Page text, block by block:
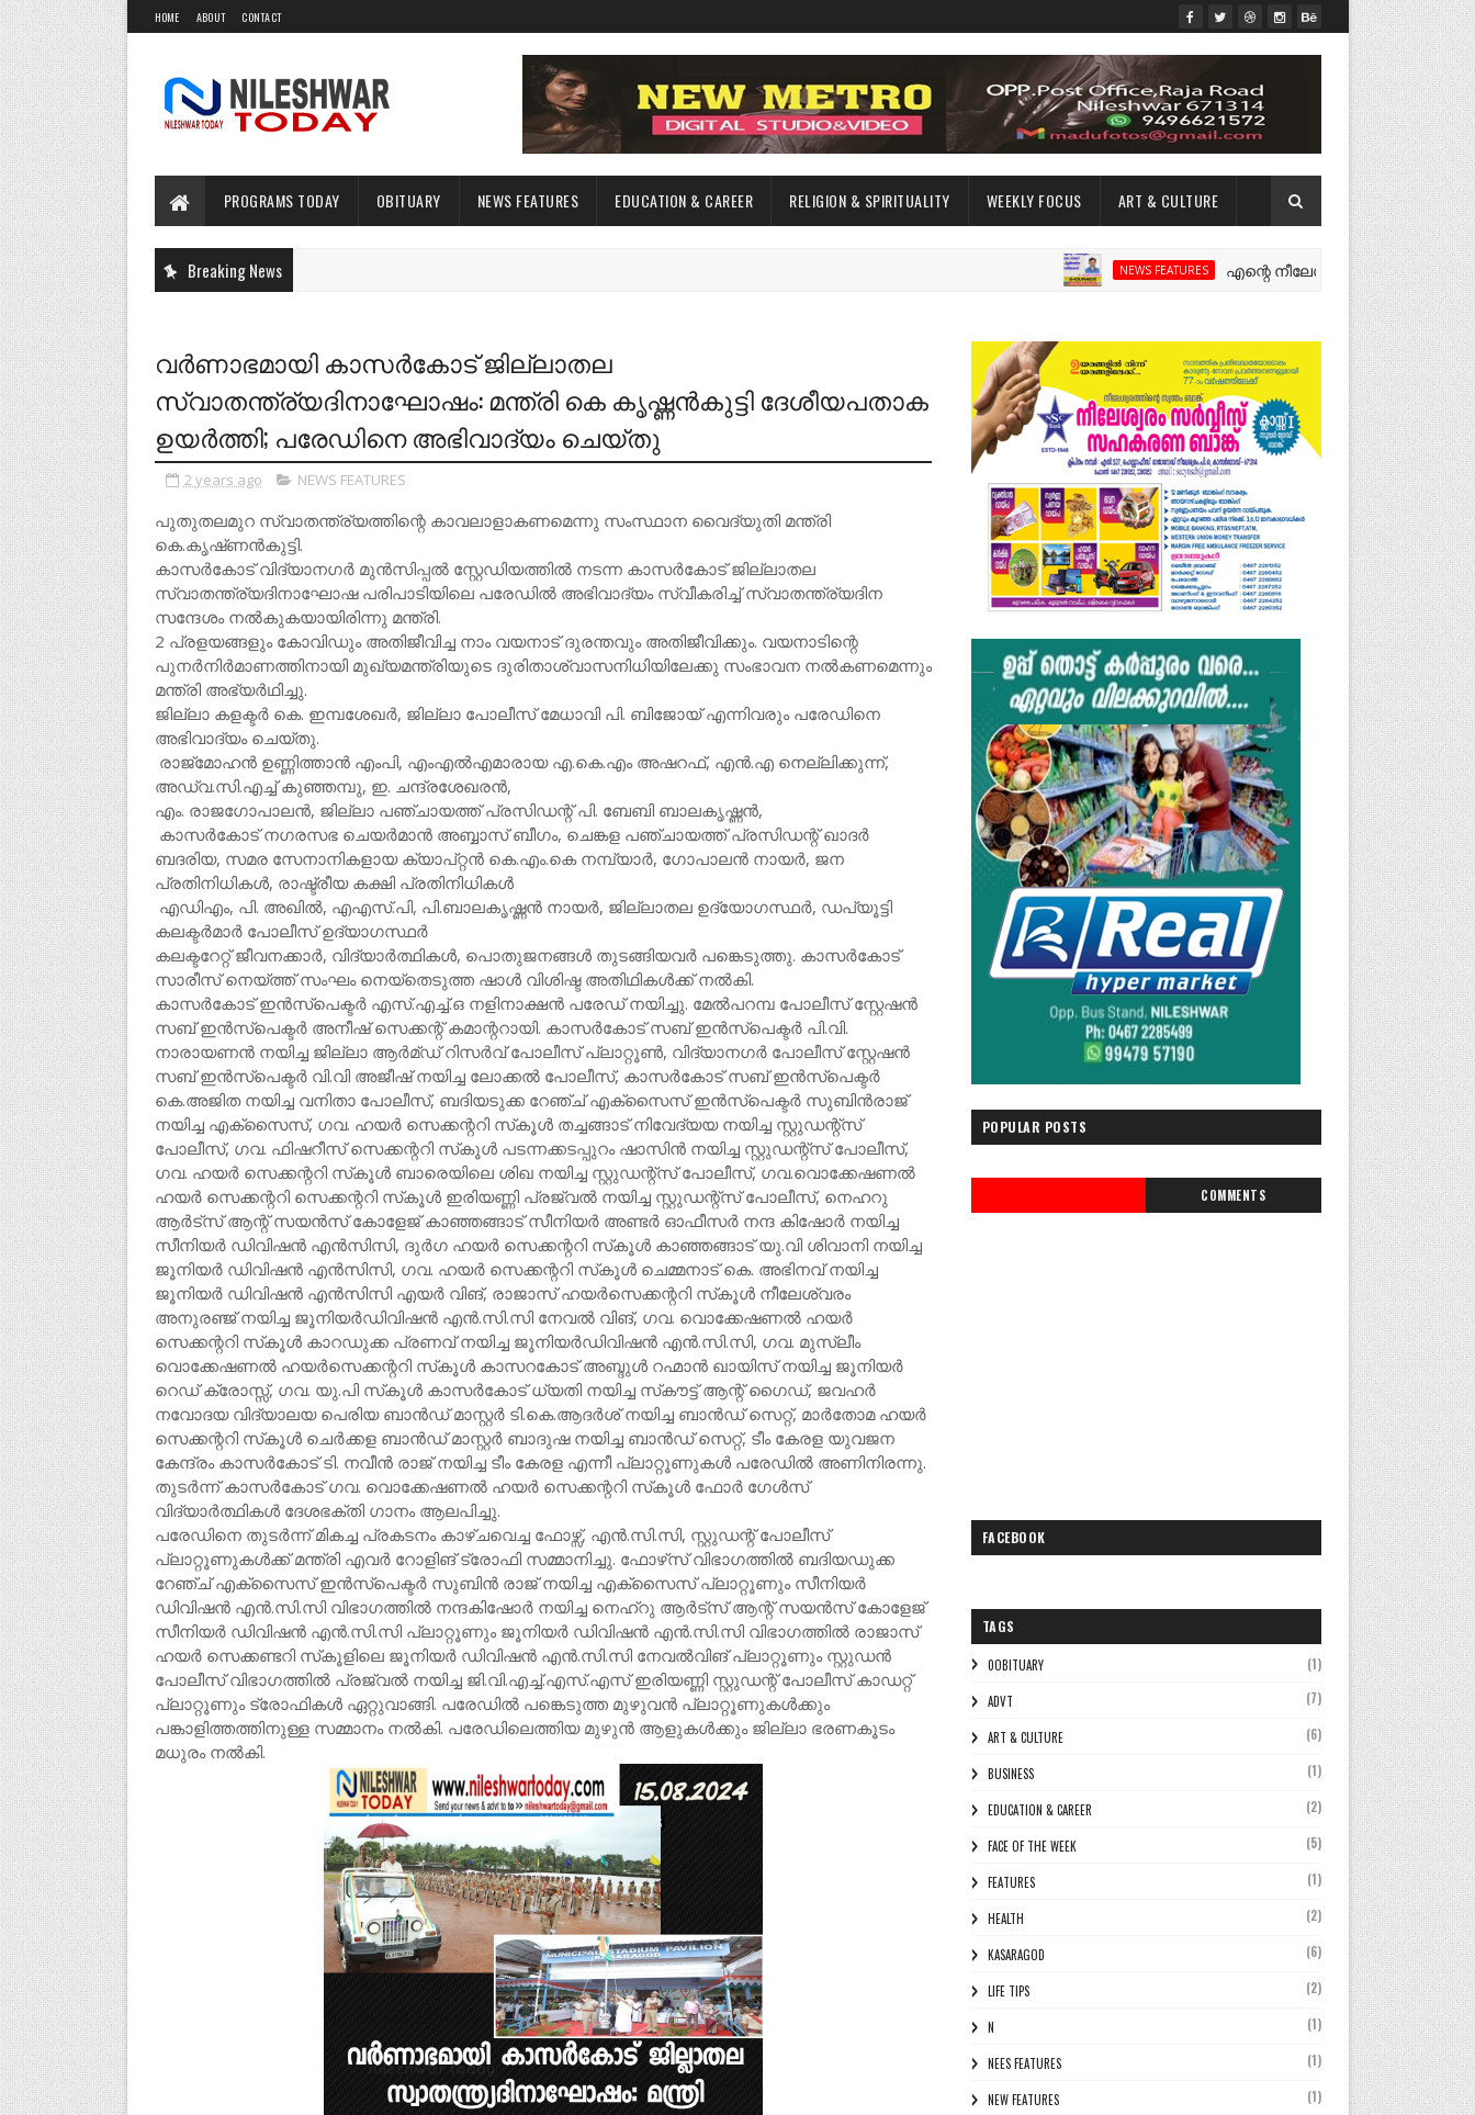
HOME ABOUT CONTACT
PROGRAMS TODAY OBITUARY NEWS FEATURES EDUCATION & CAREER RELIGION & SPIRITUALITY WEEKLY FOCUS ART & CULTURE
Breaking News NEWS FEATURES എന്റെ നീലേശ്വരം:ഒരു റോഡ്
വർണാഭമായി കാസർകോട് ജില്ലാതല
സ്വാതന്ത്ര്യദിനാഘോഷം: മന്ത്രി കെ കൃഷ്ണൻകുട്ടി ദേശീയപതാക
ഉയർത്തി; പരേഡിനെ അഭിവാദ്യം ചെയ്തു
2 years ago NEWS FEATURES
പുതുതലമുറ സ്വാതന്ത്ര്യത്തിന്റെ കാവലാളാകണമെന്നു സംസ്ഥാന വൈദ്യുതി മന്ത്രി
കെ.കൃഷ്‌ണന്‍കുട്ടി.
കാസർകോട് വിദ്യാനഗര്‍ മുന്‍സിപ്പല്‍ സ്റ്റേഡിയത്തില്‍ നടന്ന കാസര്‍കോട്‌ ജില്ലാതല
സ്വാതന്ത്ര്യദിനാഘോഷ പരിപാടിയിലെ പരേഡില്‍ അഭിവാദ്യം സ്വീകരിച്ച്‌ സ്വാതന്ത്ര്യദിന
സന്ദേശം നല്‍കുകയായിരിന്നു മന്ത്രി.
2 പ്രളയങ്ങളും കോവിഡും അതിജീവിച്ച നാം വയനാട്‌ ദുരന്തവും അതിജീവിക്കും. വയനാടിന്റെ
പുനര്‍നിര്‍മാണത്തിനായി മുഖ്യമന്ത്രിയുടെ ദുരിതാശ്വാസനിധിയിലേക്കു സംഭാവന നല്‍കണമെന്നും
മന്ത്രി അഭ്യര്‍ഥിച്ചു.
ജില്ലാ കളക്ടര്‍ കെ. ഇമ്പശേഖര്‍, ജില്ലാ പോലീസ് മേധാവി പി. ബിജോയ് എന്നിവരും പരേഡിനെ
അഭിവാദ്യം ചെയ്തു.
രാജ്മോഹന്‍ ഉണ്ണിത്താന്‍ എംപി, എംഎല്‍എമാരായ എ.കെ.എം അഷറഫ്, എന്‍.എ നെല്ലിക്കുന്ന്,
അഡ്വ.സി.എച്ച് കുഞ്ഞമ്പു, ഇ. ചന്ദ്രശേഖരന്‍,
എം. രാജഗോപാലന്‍, ജില്ലാ പഞ്ചായത്ത് പ്രസിഡന്റ് പി. ബേബി ബാലകൃഷ്ണന്‍,
കാസര്‍കോട് നഗരസഭ ചെയര്‍മാന്‍ അബ്ബാസ് ബീഗം, ചെങ്കള പഞ്ചായത്ത് പ്രസിഡന്റ് ഖാദര്‍
ബദരിയ, സമര സേനാനികളായ ക്യാപ്റ്റന്‍ കെ.എം.കെ നമ്പ്യാര്‍, ഗോപാലന്‍ നായര്‍, ജന
പ്രതിനിധികള്‍, രാഷ്ട്രീയ കക്ഷി പ്രതിനിധികൾ
എഡിഎം, പി. അഖില്‍, എഎസ്.പി, പി.ബാലകൃഷ്ണന്‍ നായര്‍, ജില്ലാതല ഉദ്യോഗസ്ഥര്‍, ഡപ്യൂട്ടി
കലക്ടർമാർ പോലീസ് ഉദ്യാഗസ്ഥർ
കലക്ടറേറ്റ് ജീവനക്കാര്‍, വിദ്യാര്‍ത്ഥികള്‍, പൊതുജനങ്ങള്‍ തുടങ്ങിയവര്‍ പങ്കെടുത്തു. കാസര്‍കോട്
സാരീസ് നെയ്ത്ത് സംഘം നെയ്‌തെടുത്ത ഷാള്‍ വിശിഷ്ട അതിഥികള്‍ക്ക് നൽകി.
കാസര്‍കോട് ഇന്‍സ്പെക്ടര്‍ എസ്.എച്ച്.ഒ നളിനാക്ഷന്‍ പരേഡ് നയിച്ചു. മേല്‍പറമ്പ പോലീസ് സ്റ്റേഷന്‍
സബ് ഇന്‍സ്പെക്ടര്‍ അനീഷ് സെക്കന്റ് കമാന്ററായി. കാസര്‍കോട് സബ് ഇന്‍സ്പെക്ടര്‍ പി.വി.
നാരായണന്‍ നയിച്ച ജില്ലാ ആര്‍മ്ഡ് റിസര്‍വ് പോലീസ് പ്ലാറ്റൂണ്‍, വിദ്യാനഗര്‍ പോലീസ് സ്റ്റേഷന്‍
സബ് ഇന്‍സ്പെക്ടര്‍ വി.വി അജീഷ് നയിച്ച ലോക്കല്‍ പോലീസ്, കാസര്‍കോട് സബ് ഇന്‍സ്പെക്ടര്‍
കെ.അജിത നയിച്ച വനിതാ പോലീസ്, ബദിയടുക്ക റേഞ്ച് എക്സൈസ് ഇന്‍സ്പെക്ടര്‍ സുബിന്‍രാജ്
നയിച്ച എക്സൈസ്, ഗവ. ഹയര്‍ സെക്കന്ററി സ്‌കൂള്‍ തച്ചങ്ങാട് നിവേദ്യയ നയിച്ച സ്റ്റുഡന്റ്സ്
പോലീസ്, ഗവ. ഫിഷറീസ് സെക്കന്ററി സ്‌കൂള്‍ പടന്നക്കടപ്പുറം ഷാസിന്‍ നയിച്ച സ്റ്റുഡന്റ്സ് പോലീസ്,
ഗവ. ഹയര്‍ സെക്കന്ററി സ്‌കൂള്‍ ബാരെയിലെ ശിഖ നയിച്ച സ്റ്റുഡന്റ്സ് പോലീസ്, ഗവ.വൊക്കേഷണല്‍
ഹയര്‍ സെക്കന്ററി സെക്കന്ററി സ്‌കൂള്‍ ഇരിയണ്ണി പ്രജ്വല്‍ നയിച്ച സ്റ്റുഡന്റ്സ് പോലീസ്, നെഹറു
ആര്‍ട്സ് ആന്റ് സയന്‍സ് കോളേജ് കാഞ്ഞങ്ങാട് സീനിയര്‍ അണ്ടര്‍ ഓഫീസര്‍ നന്ദ കിഷോര്‍ നയിച്ച
സീനിയര്‍ ഡിവിഷന്‍ എന്‍സിസി, ദുര്‍ഗ ഹയര്‍ സെക്കന്ററി സ്‌കൂള്‍ കാഞ്ഞങ്ങാട് യു.വി ശിവാനി നയിച്ച
ജൂനിയര്‍ ഡിവിഷന്‍ എന്‍സിസി, ഗവ. ഹയര്‍ സെക്കന്ററി സ്‌കൂള്‍ ചെമ്മനാട് കെ. അഭിനവ് നയിച്ച
ജൂനിയര്‍ ഡിവിഷന്‍ എന്‍സിസി എയര്‍ വിങ്, രാജാസ് ഹയര്‍സെക്കന്ററി സ്‌കൂള്‍ നീലേശ്വരം
അനുരഞ്ജ് നയിച്ച ജൂനിയര്‍ഡിവിഷന്‍ എന്‍.സി.സി നേവല്‍ വിങ്, ഗവ. വൊക്കേഷണല്‍ ഹയര്‍
സെക്കന്ററി സ്‌കൂള്‍ കാറഡുക്ക പ്രണവ് നയിച്ച ജൂനിയര്‍ഡിവിഷന്‍ എന്‍.സി.സി, ഗവ. മുസ്ലീം
വൊക്കേഷണല്‍ ഹയര്‍സെക്കന്ററി സ്‌കൂള്‍ കാസറകോട് അബ്ദുള്‍ റഹ്മാന്‍ ഖായിസ് നയിച്ച ജൂനിയര്‍
റെഡ് ക്രോസ്സ്, ഗവ. യു.പി സ്‌കൂള്‍ കാസര്‍കോട് ധ്യതി നയിച്ച സ്‌കൗട്ട് ആന്റ് ഗൈഡ്, ജവഹര്‍
നവോദയ വിദ്യാലയ പെരിയ ബാന്‍ഡ് മാസ്റ്റര്‍ ടി.കെ.ആദര്‍ശ് നയിച്ച ബാന്‍ഡ് സെറ്റ്, മാര്‍തോമ ഹയര്‍
സെക്കന്ററി സ്‌കൂള്‍ ചെര്‍ക്കള ബാന്‍ഡ് മാസ്റ്റര്‍ ബാദുഷ നയിച്ച ബാന്‍ഡ് സെറ്റ്, ടീം കേരള യുവജന
കേന്ദ്രം കാസര്‍കോട് ടി. നവീന്‍ രാജ് നയിച്ച ടീം കേരള എന്നീ പ്ലാറ്റൂണുകള്‍ പരേഡില്‍ അണിനിരന്നു.
തുടര്‍ന്ന് കാസര്‍കോട് ഗവ. വൊക്കേഷണല്‍ ഹയര്‍ സെക്കന്ററി സ്‌കൂള്‍ ഫോര്‍ ഗേള്‍സ്
വിദ്യാര്‍ത്ഥികള്‍ ദേശഭക്തി ഗാനം ആലപിച്ചു.
പരേഡിനെ തുടര്‍ന്ന് മികച്ച പ്രകടനം കാഴ്ചവെച്ച ഫോഴ്സ്, എന്‍.സി.സി, സ്റ്റുഡന്റ് പോലീസ്
പ്ലാറ്റൂണുകള്‍ക്ക് മന്ത്രി എവര്‍ റോളിങ് ട്രോഫി സമ്മാനിച്ചു. ഫോഴ്‌സ് വിഭാഗത്തില്‍ ബദിയഡുക്ക
റേഞ്ച് എക്‌സൈസ് ഇന്‍സ്‌പെക്ടര്‍ സുബിന്‍ രാജ് നയിച്ച എക്‌സൈസ് പ്ലാറ്റൂണും സീനിയര്‍
ഡിവിഷന്‍ എന്‍.സി.സി വിഭാഗത്തില്‍ നന്ദകിഷോര്‍ നയിച്ച നെഹ്‌റു ആര്‍ട്‌സ് ആന്റ് സയന്‍സ് കോളേജ്
സീനിയര്‍ ഡിവിഷന്‍ എന്‍.സി.സി പ്ലാറ്റൂണും ജൂനിയര്‍ ഡിവിഷന്‍ എന്‍.സി.സി വിഭാഗത്തില്‍ രാജാസ്
ഹയര്‍ സെക്കണ്ടറി സ്‌കൂളിലെ ജൂനിയര്‍ ഡിവിഷന്‍ എന്‍.സി.സി നേവല്‍വിങ് പ്ലാറ്റൂണും സ്റ്റുഡന്‍
പോലീസ് വിഭാഗത്തില്‍ പ്രജ്വല്‍ നയിച്ച ജി.വി.എച്ച്.എസ്.എസ് ഇരിയണ്ണി സ്റ്റുഡന്റ് പോലീസ് കാഡറ്റ്
പ്ലാറ്റൂണും ട്രോഫികള്‍ ഏറ്റുവാങ്ങി. പരേഡില്‍ പങ്കെടുത്ത മുഴുവന്‍ പ്ലാറ്റൂണുകള്‍ക്കും
പങ്കാളിത്തത്തിനുള്ള സമ്മാനം നല്‍കി. പരേഡിലെത്തിയ മുഴുന്‍ ആളുകള്‍ക്കും ജില്ലാ ഭരണകൂടം
മധുരം നല്‍കി.
POPULAR POSTS
COMMENTS
FACEBOOK
TAGS
0OBITUARY (1)
ADVT (7)
ART & CULTURE (6)
BUSINESS (1)
EDUCATION & CAREER (2)
FACE OF THE WEEK (5)
FEATURES (1)
HEALTH (2)
KASARAGOD (6)
LIFE TIPS (2)
N (1)
NEES FEATURES (1)
NEW FEATURES (1)